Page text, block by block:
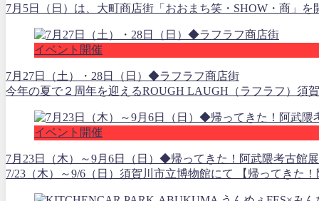
7月5日（日）は、大町商店街「おおまち笑・SHOW・商」
イベント開催
7月27日（土）・28日（日）◆ラフラフ商店街
今年の夏で２周年を迎えるROUGH LAUGH（ラフラフ）須
イベント開催
7月23日（木）～9月6日（日）◆帰ってきた！阿武隈考古館展
7/23（木）～9/6（日）須賀川市立博物館にて 【帰ってき